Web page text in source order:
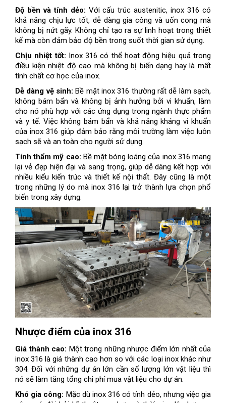
Độ bền và tính dẻo: Với cấu trúc austenitic, inox 316 có
khả năng chịu lực tốt, dễ dàng gia công và uốn cong mà
không bị nứt gãy. Không chỉ tạo ra sự linh hoạt trong thiết
kế mà còn đảm bảo độ bền trong suốt thời gian sử dụng.
Chịu nhiệt tốt: Inox 316 có thể hoạt động hiệu quả trong
điều kiện nhiệt độ cao mà không bị biến dạng hay là mất
tính chất cơ học của inox.
Dễ dàng vệ sinh: Bề mặt inox 316 thường rất dễ làm sạch,
không bám bẩn và không bị ảnh hưởng bởi vi khuẩn, làm
cho nó phù hợp với các ứng dụng trong ngành thực phẩm
và y tế. Việc không bám bẩn và khả năng kháng vi khuẩn
của inox 316 giúp đảm bảo rằng môi trường làm việc luôn
sạch sẽ và an toàn cho người sử dụng.
Tính thẩm mỹ cao: Bề mặt bóng loáng của inox 316 mang
lại vẻ đẹp hiện đại và sang trọng, giúp dễ dàng kết hợp với
nhiều kiểu kiến trúc và thiết kế nội thất. Đây cũng là một
trong những lý do mà inox 316 lại trở thành lựa chọn phổ
biến trong xây dựng.
Nhược điểm của inox 316
Giá thành cao: Một trong những nhược điểm lớn nhất của
inox 316 là giá thành cao hơn so với các loại inox khác như
304. Đối với những dự án lớn cần số lượng lớn vật liệu thì
nó sẽ làm tăng tổng chi phí mua vật liệu cho dự án.
Khó gia công: Mặc dù inox 316 có tính dẻo, nhưng việc gia